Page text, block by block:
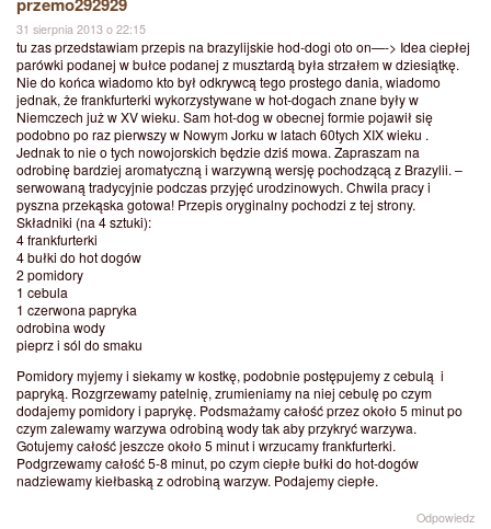
31 sierpnia 2013 o 22:15
tu zas przedstawiam przepis na brazylijskie hod-dogi oto on—-> Idea ciepłej
parówki podanej w bułce podanej z musztardą była strzałem w dziesiątkę.
Nie do końca wiadomo kto był odkrywcą tego prostego dania, wiadomo
jednak, że frankfurterki wykorzystywane w hot-dogach znane były w
Niemczech już w XV wieku. Sam hot-dog w obecnej formie pojawił się
podobno po raz pierwszy w Nowym Jorku w latach 60tych XIX wieku .
Jednak to nie o tych nowojorskich będzie dziś mowa. Zapraszam na
odrobinę bardziej aromatyczną i warzywną wersję pochodzącą z Brazylii. –
serwowaną tradycyjnie podczas przyjęć urodzinowych. Chwila pracy i
pyszna przekąska gotowa! Przepis oryginalny pochodzi z tej strony.
Składniki (na 4 sztuki):
4 frankfurterki
4 bułki do hot dogów
2 pomidory
1 cebula
1 czerwona papryka
odrobina wody
pieprz i sól do smaku
Pomidory myjemy i siekamy w kostkę, podobnie postępujemy z cebulą i
papryką. Rozgrzewamy patelnię, zrumieniamy na niej cebulę po czym
dodajemy pomidory i paprykę. Podsmażamy całość przez około 5 minut po
czym zalewamy warzywa odrobiną wody tak aby przykryć warzywa.
Gotujemy całość jeszcze około 5 minut i wrzucamy frankfurterki.
Podgrzewamy całość 5-8 minut, po czym ciepłe bułki do hot-dogów
nadziewamy kiełbaską z odrobiną warzyw. Podajemy ciepłe.
Odpowiedz